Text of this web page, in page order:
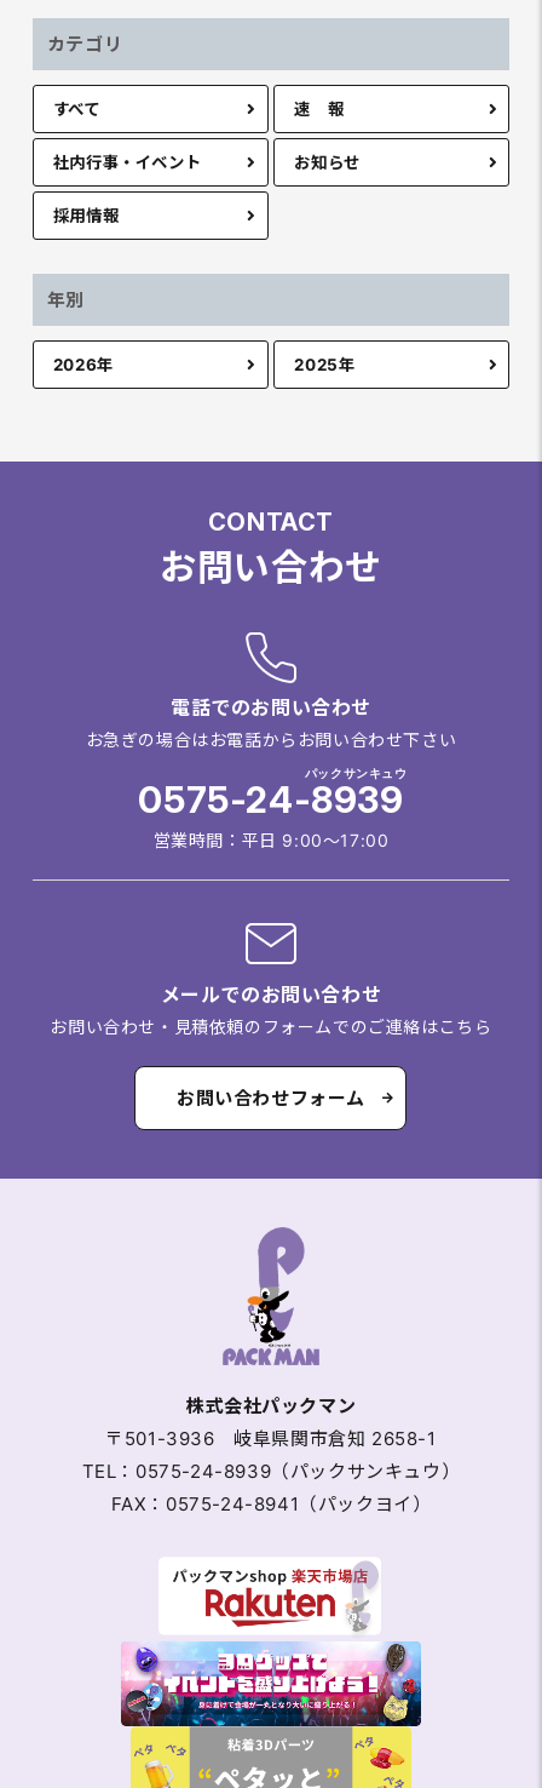
カテゴリ
すべて 速 報
社内行事・イベント お知らせ
採用情報
年別
2026年 2025年
お問い合わせ
CONTACT
電話でのお問い合わせ
お急ぎの場合はお電話からお問い合わせ下さい
0575-24-8939
パックサンキュウ
営業時間：平日 9:00～17:00
メールでのお問い合わせ
お問い合わせ・見積依頼のフォームでのご連絡はこちら
お問い合わせフォーム
株式会社パックマン
〒501-3936 岐阜県関市倉知 2658-1
TEL：0575-24-8939（パックサンキュウ）
FAX：0575-24-8941（パックヨイ）